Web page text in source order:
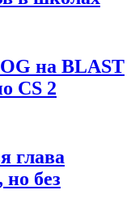
на BLAST
CS 2
глава
без